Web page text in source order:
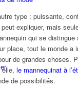
type : puissante,
peut expliquer, mais
qui se
place, tout le monde a
de grandes choses.
le mannequinat à
de possibilités.